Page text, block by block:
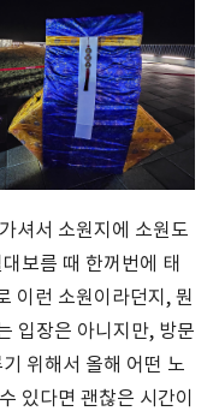
셔서 소원지에 소원도
보름 때 한꺼번에 태
이런 소원이라던지, 뭔
입장은 아니지만, 방문
위해서 올해 어떤 노
있다면 괜찮은 시간이